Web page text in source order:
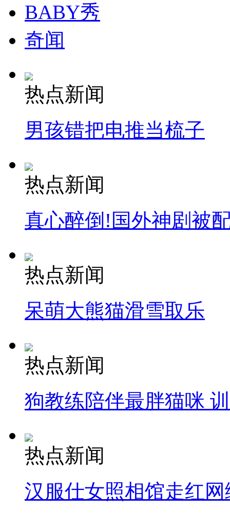
司机酒驾遇交警 急速倒车逃窜
BABY秀
奇闻
热点新闻
男孩错把电推当梳子
热点新闻
真心醉倒!国外神剧被
热点新闻
呆萌大熊猫滑雪取乐
热点新闻
狗教练陪伴最胖猫咪
热点新闻
汉服仕女照相馆走红网